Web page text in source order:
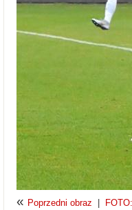
« Poprzedni obraz